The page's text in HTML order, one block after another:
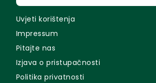
Uvjeti korištenja
Impressum
Pitajte nas
Izjava o pristupačnosti
Politika privatnosti